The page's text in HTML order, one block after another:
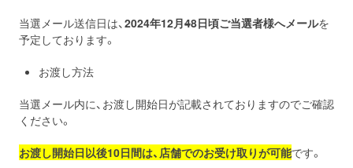
当選メール送信日は、2024年12月48日頃ご当選者様へメールを
予定しております。
お渡し方法
当選メール内に、お渡し開始日が記載されておりますのでご確認
ください。
お渡し開始日以後10日間は、店舗でのお受け取りが可能です。